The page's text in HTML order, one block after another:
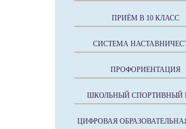
ПРИЁМ В 10 КЛАСС
СИСТЕМА
ПРОФОРИЕНТАЦИЯ
ШКОЛЬНЫЙ СПОРТИВНЫЙ
ЦИФРОВАЯ